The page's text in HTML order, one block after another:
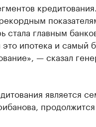
стала главным
ипотека и самый
— сказал
является